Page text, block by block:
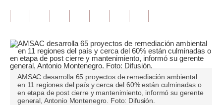
Finanzas Personales
Plus G
Opinión
Editorial
AMSAC desarrolla 65 proyectos de remediación ambiental
en 11 regiones del país y cerca del 60% están culminadas o
en etapa de post cierre y mantenimiento, informó su gerente
general, Antonio Montenegro. Foto: Difusión.